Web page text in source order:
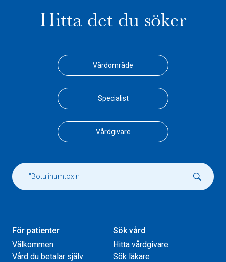
Hitta det du söker
Vårdområde
Specialist
Vårdgivare
För patienter
Välkommen
Vård du betalar själv
Sök vård
Hitta vårdgivare
Sök läkare